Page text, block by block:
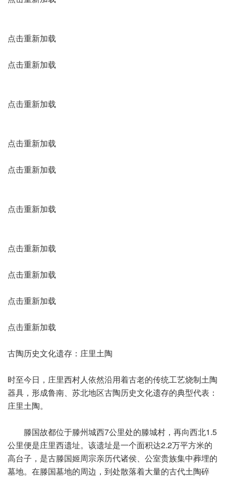
点击重新加载
点击重新加载
点击重新加载
点击重新加载
点击重新加载
点击重新加载
点击重新加载
点击重新加载
点击重新加载
点击重新加载
古陶历史文化遗存：庄里土陶
时至今日，庄里西村人依然沿用着古老的传统工艺烧制土陶
器具，形成鲁南、苏北地区古陶历史文化遗存的典型代表：
庄里土陶。
滕国故都位于滕州城西7公里处的滕城村，再向西北1.5
公里便是庄里西遗址。该遗址是一个面积达2.2万平方米的
高台子，是古滕国姬周宗亲历代诸侯、公室贵族集中葬埋的
墓地。在滕国墓地的周边，到处散落着大量的古代土陶碎